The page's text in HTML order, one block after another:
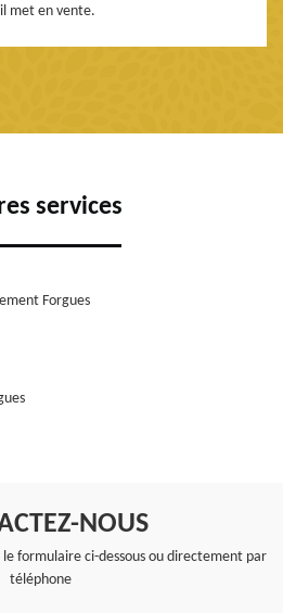
met en vente.
services
Forgues
NOUS
formulaire ci-dessous ou directement par
téléphone